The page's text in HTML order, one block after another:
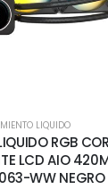
LIQUIDO
RGB
LCD AIO
WW NEGRO